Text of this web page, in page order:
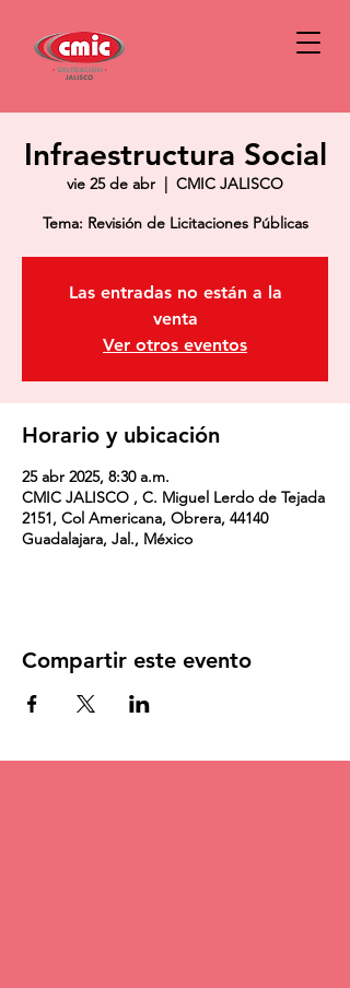
Infraestructura Social
vie 25 de abr
  |
CMIC JALISCO
Tema: Revisión de Licitaciones Públicas
Las entradas no están a la
venta
Ver otros eventos
Horario y ubicación
25 abr 2025, 8:30 a.m.
CMIC JALISCO , C. Miguel Lerdo de Tejada
2151, Col Americana, Obrera, 44140
Guadalajara, Jal., México
Compartir este evento